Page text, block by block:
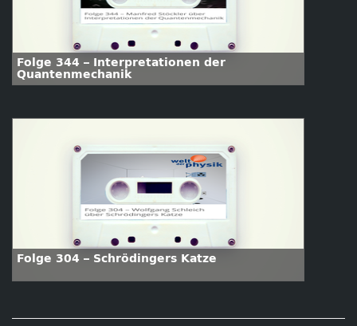
Folge 344 – Interpretationen der
Quantenmechanik
Folge 304 – Schrödingers Katze